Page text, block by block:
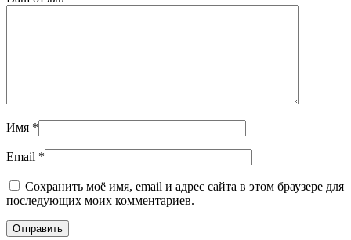
Имя *
Email *
Сохранить моё имя, email и адрес сайта в этом браузере для
последующих моих комментариев.